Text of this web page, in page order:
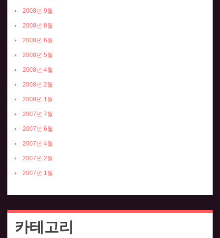
2008년 9월
2008년 8월
2008년 6월
2008년 5월
2008년 4월
2008년 2월
2008년 1월
2007년 7월
2007년 6월
2007년 4월
2007년 2월
2007년 1월
카테고리